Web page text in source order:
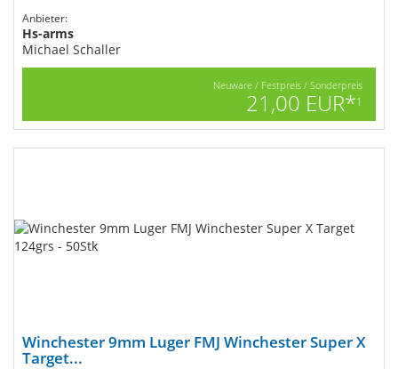
Anbieter:
Hs-arms
Michael Schaller
Neuware / Festpreis / Sonderpreis
21,00 EUR*1
Winchester 9mm Luger FMJ Winchester Super X
Target...